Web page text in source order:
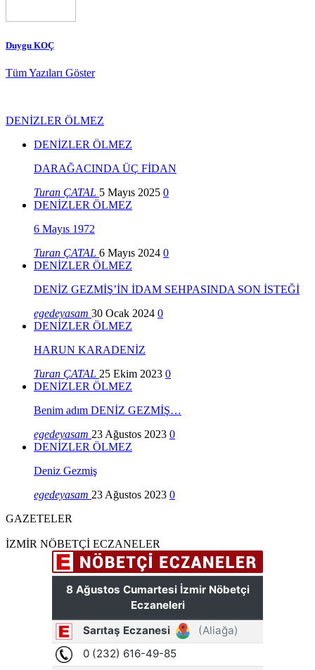
Duygu KOÇ
Tüm Yazıları Göster
DENİZLER ÖLMEZ
DENİZLER ÖLMEZ
DARAĞACINDA ÜÇ FİDAN
Turan ÇATAL 5 Mayıs 2025 0
DENİZLER ÖLMEZ
6 Mayıs 1972
Turan ÇATAL 6 Mayıs 2024 0
DENİZLER ÖLMEZ
DENİZ GEZMİŞ’İN İDAM SEHPASINDA SON İSTEĞİ
egedeyasam 30 Ocak 2024 0
DENİZLER ÖLMEZ
HARUN KARADENİZ
Turan ÇATAL 25 Ekim 2023 0
DENİZLER ÖLMEZ
Benim adım DENİZ GEZMİŞ…
egedeyasam 23 Ağustos 2023 0
DENİZLER ÖLMEZ
Deniz Gezmiş
egedeyasam 23 Ağustos 2023 0
GAZETELER
İZMİR NÖBETÇİ ECZANELER